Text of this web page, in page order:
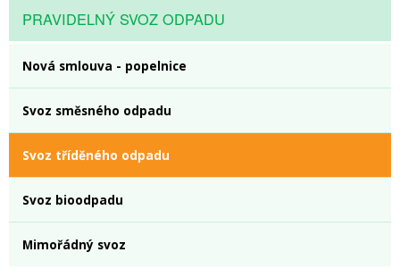
PRAVIDELNÝ SVOZ ODPADU
Nová smlouva - popelnice
Svoz směsného odpadu
Svoz tříděného odpadu
Svoz bioodpadu
Mimořádný svoz